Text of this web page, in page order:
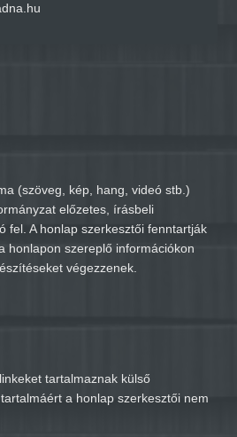
(szöveg, kép, hang, videó stb.)
előzetes, írásbeli
fel. A honlap szerkesztői fenntartják
honlapon szereplő információkon
végezzenek.
tartalmaznak külső
a honlap szerkesztői nem